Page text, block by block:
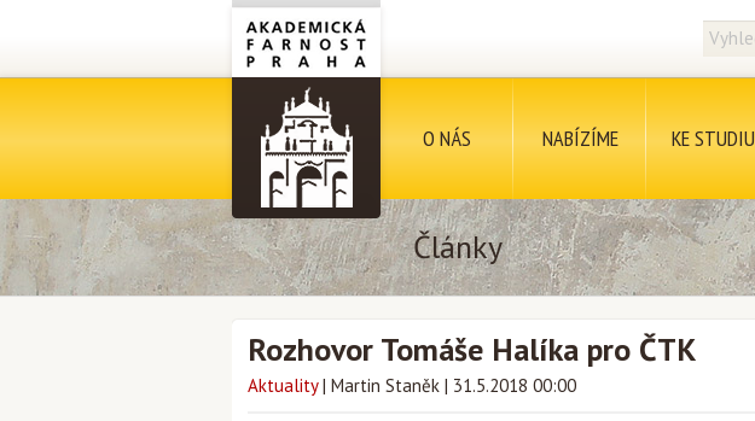
O NÁS NABÍZÍME KE STUDIU
Články
Rozhovor Tomáše Halíka pro ČTK
Aktuality | Martin Staněk | 31.5.2018 00:00